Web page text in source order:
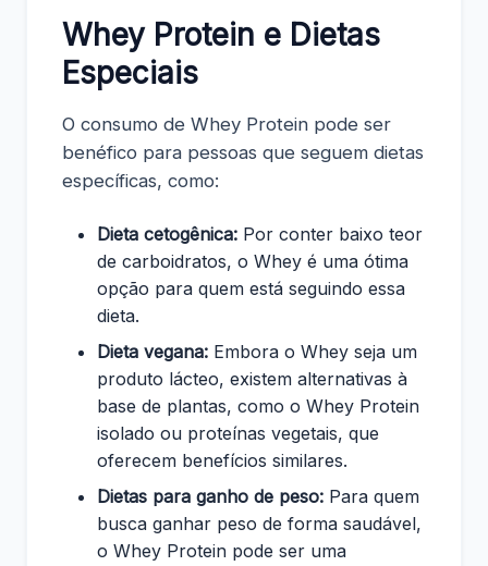
Whey Protein e Dietas
Especiais
O consumo de Whey Protein pode ser
benéfico para pessoas que seguem dietas
específicas, como:
Dieta cetogênica: Por conter baixo teor
de carboidratos, o Whey é uma ótima
opção para quem está seguindo essa
dieta.
Dieta vegana: Embora o Whey seja um
produto lácteo, existem alternativas à
base de plantas, como o Whey Protein
isolado ou proteínas vegetais, que
oferecem benefícios similares.
Dietas para ganho de peso: Para quem
busca ganhar peso de forma saudável,
o Whey Protein pode ser uma